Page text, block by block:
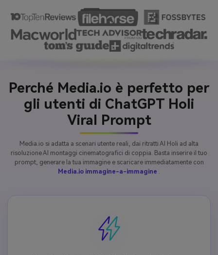
dinamica del festival. Mantenere
l'illuminazione naturale e coerente con
la foto originale. Ultra realistico, alto
dettaglio, fotografia professionale 4K,
messa a fuoco nitida, riflessi realistici,
Perché Media.io è perfetto per
gli utenti di ChatGPT Holi
Viral Prompt
Media.io si adatta a scenari utente reali, dai ritratti AI Holi ad alta
risoluzione AI montaggi cinematografici di coppia. Basta inserire il tuo
prompt, generare la tua immagine e scaricare immediatamente con
Media.io immagine-a-immagine .